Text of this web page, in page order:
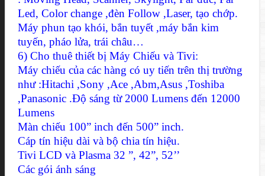
Led, Color change ,đèn Follow ,Laser, tạo chớp.
Máy phun tạo khói, bắn tuyết ,máy bắn kim
tuyến, pháo lửa, trái châu…
6) Cho thuê thiết bị Máy Chiếu và Tivi:
Máy chiếu của các hàng có uy tiến trên thị trường
như :Hitachi ,Sony ,Ace ,Abm,Asus ,Toshiba
,Panasonic .Độ sáng từ 2000 Lumens đến 12000
Lumens
Màn chiếu 100” inch đến 500” inch.
Cáp tín hiệu dài và bộ chia tín hiệu.
Tivi LCD và Plasma 32 ”, 42”, 52’’
Các gói ánh sáng